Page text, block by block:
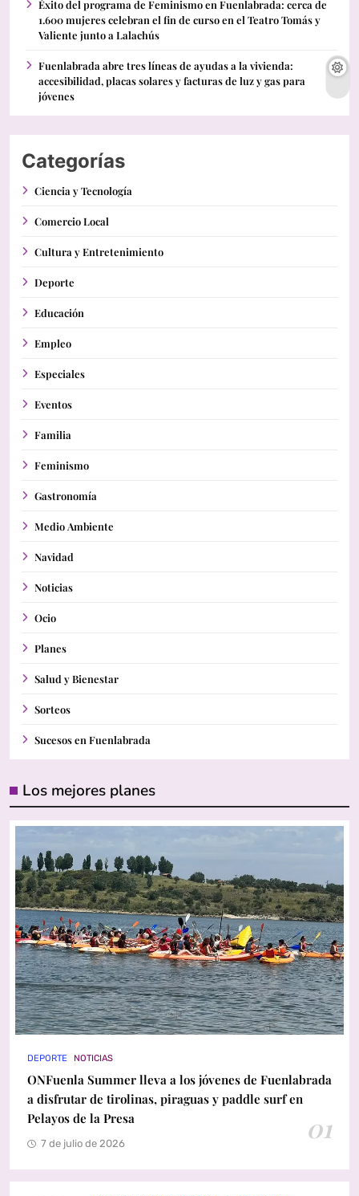
Éxito del programa de Feminismo en Fuenlabrada: cerca de
1.600 mujeres celebran el fin de curso en el Teatro Tomás y
Valiente junto a Lalachús
Fuenlabrada abre tres líneas de ayudas a la vivienda:
accesibilidad, placas solares y facturas de luz y gas para
jóvenes
Categorías
Ciencia y Tecnología
Comercio Local
Cultura y Entretenimiento
Deporte
Educación
Empleo
Especiales
Eventos
Familia
Feminismo
Gastronomía
Medio Ambiente
Navidad
Noticias
Ocio
Planes
Salud y Bienestar
Sorteos
Sucesos en Fuenlabrada
Los mejores planes
DEPORTE NOTICIAS
ONFuenla Summer lleva a los jóvenes de Fuenlabrada
a disfrutar de tirolinas, piraguas y paddle surf en
Pelayos de la Presa
01
7 de julio de 2026